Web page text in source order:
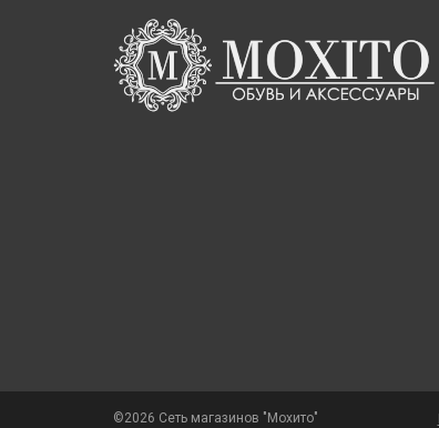
©2026 Сеть магазинов "Мохито"